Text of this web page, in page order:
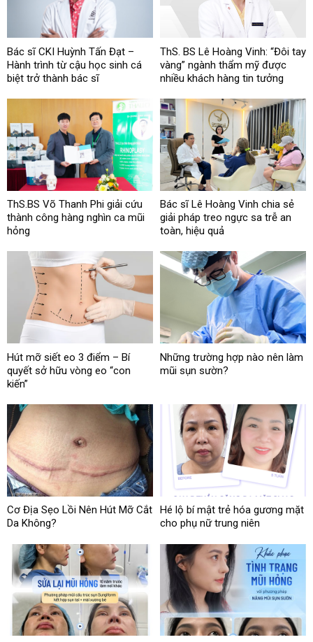
Bác sĩ CKI Huỳnh Tấn Đạt –
Hành trình từ cậu học sinh cá
biệt trở thành bác sĩ
ThS. BS Lê Hoàng Vinh: “Đôi tay
vàng” ngành thẩm mỹ được
nhiều khách hàng tin tưởng
ThS.BS Võ Thanh Phi giải cứu
thành công hàng nghìn ca mũi
hỏng
Bác sĩ Lê Hoàng Vinh chia sẻ
giải pháp treo ngực sa trễ an
toàn, hiệu quả
Hút mỡ siết eo 3 điểm – Bí
quyết sở hữu vòng eo “con
kiến”
Những trường hợp nào nên làm
mũi sụn sườn?
Cơ Địa Sẹo Lồi Nên Hút Mỡ Cắt
Da Không?
Hé lộ bí mật trẻ hóa gương mặt
cho phụ nữ trung niên